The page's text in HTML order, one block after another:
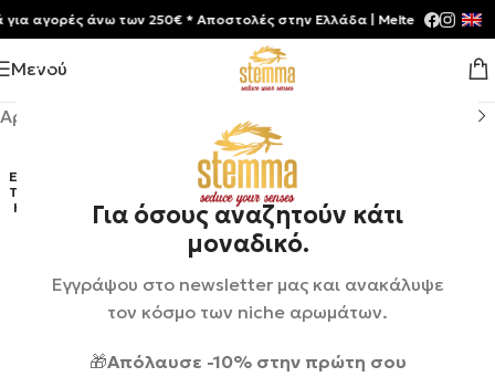
Για όσους αναζητούν κάτι
μοναδικό.
Εγγράψου στο newsletter μας και ανακάλυψε
τον κόσμο των niche αρωμάτων.
🎁Απόλαυσε -10% στην πρώτη σου
Μενού
Αρχική σελίδα Αρώματα
ΕΞΑΝ
ΤΛΉΘ
ΗΚΕ
αγορές άνω των 250€ * Aποστολές στην Ελλάδα | Meltemia Exclusive